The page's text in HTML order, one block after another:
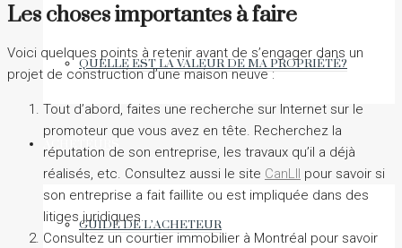
QUELLE EST LA VALEUR DE MA PROPRIÉTÉ?
ACHETEURS
GUIDE DE L’ACHETEUR
Les choses importantes à faire
Voici quelques points à retenir avant de s’engager dans un
projet de construction d’une maison neuve :
Tout d’abord, faites une recherche sur Internet sur le
promoteur que vous avez en tête. Recherchez la
réputation de son entreprise, les travaux qu’il a déjà
réalisés, etc. Consultez aussi le site CanLII
pour savoir si
son entreprise a fait faillite ou est impliquée dans des
litiges juridiques.
Consultez un courtier immobilier à Montréal pour savoir